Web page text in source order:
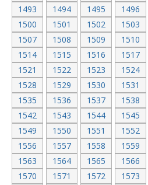
1493
1494 1495 1496
1500
1501 1502 1503
1507
1508 1509 1510
1514
1515 1516 1517
1521
1522 1523 1524
1528
1529 1530 1531
1535
1536 1537 1538
1542
1543 1544 1545
1549
1550 1551 1552
1556
1557 1558 1559
1563
1564 1565 1566
1570
1571 1572 1573